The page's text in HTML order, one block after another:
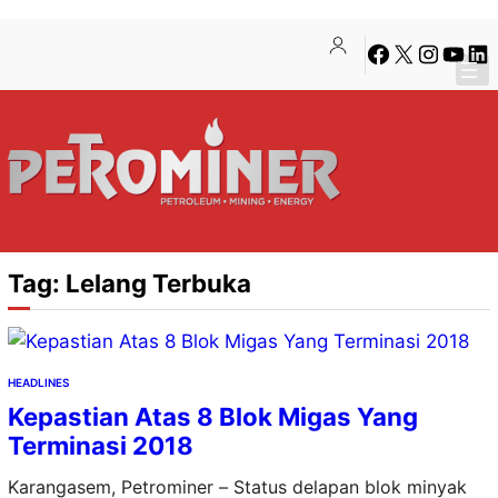
konten
content
Facebook
X Instagram
Tag: Lelang Terbuka
HEADLINES
Kepastian Atas 8 Blok Migas Yang
Terminasi 2018
Karangasem, Petrominer – Status delapan blok minyak